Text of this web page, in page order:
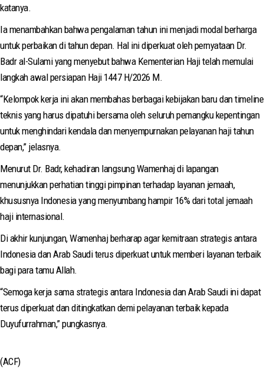
katanya.
Ia menambahkan bahwa pengalaman tahun ini menjadi modal berharga
untuk perbaikan di tahun depan. Hal ini diperkuat oleh pernyataan Dr.
Badr al-Sulami yang menyebut bahwa Kementerian Haji telah memulai
langkah awal persiapan Haji 1447 H/2026 M.
“Kelompok kerja ini akan membahas berbagai kebijakan baru dan timeline
teknis yang harus dipatuhi bersama oleh seluruh pemangku kepentingan
untuk menghindari kendala dan menyempurnakan pelayanan haji tahun
depan,” jelasnya.
Menurut Dr. Badr, kehadiran langsung Wamenhaj di lapangan
menunjukkan perhatian tinggi pimpinan terhadap layanan jemaah,
khususnya Indonesia yang menyumbang hampir 16% dari total jemaah
haji internasional.
Di akhir kunjungan, Wamenhaj berharap agar kemitraan strategis antara
Indonesia dan Arab Saudi terus diperkuat untuk memberi layanan terbaik
bagi para tamu Allah.
“Semoga kerja sama strategis antara Indonesia dan Arab Saudi ini dapat
terus diperkuat dan ditingkatkan demi pelayanan terbaik kepada
Duyufurrahman,” pungkasnya.
(ACF)